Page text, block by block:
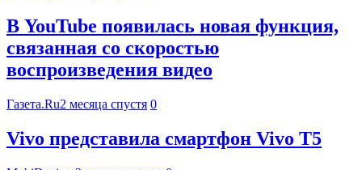
В YouTube появилась новая функция,
связанная со скоростью
воспроизведения видео
Газета.Ru2 месяца спустя 0
Vivo представила смартфон Vivo T5